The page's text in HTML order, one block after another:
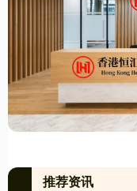
推荐资讯